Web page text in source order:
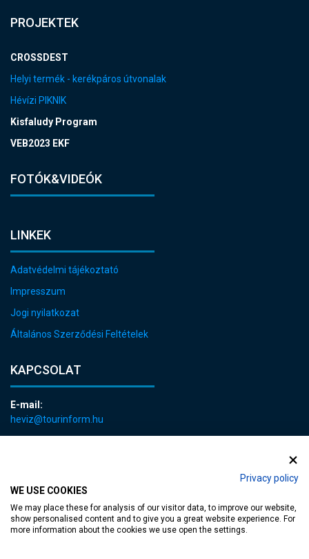
Privacy policy
WE USE COOKIES
We may place these for analysis of our visitor data, to improve our website,
show personalised content and to give you a great website experience. For
more information about the cookies we use open the settings.
PROJEKTEK
CROSSDEST
Helyi termék - kerékpáros útvonalak
Hévízi PIKNIK
Kisfaludy Program
VEB2023 EKF
FOTÓK&VIDEÓK
LINKEK
Adatvédelmi tájékoztató
Impresszum
Jogi nyilatkozat
Általános Szerződési Feltételek
KAPCSOLAT
E-mail:
heviz@tourinform.hu